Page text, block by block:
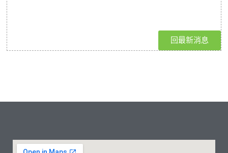
回最新消息